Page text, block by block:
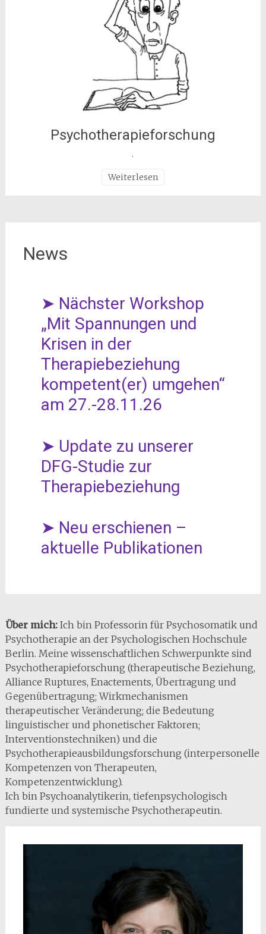
Psychotherapieforschung
.
Weiterlesen
News
➤ Nächster Workshop
„Mit Spannungen und
Krisen in der
Therapiebeziehung
kompetent(er) umgehen“
am 27.-28.11.26
➤ Update zu unserer
DFG-Studie zur
Therapiebeziehung
➤ Neu erschienen –
aktuelle Publikationen
Über mich:Ich bin Professorin für Psychosomatik und
Psychotherapie an der Psychologischen Hochschule
Berlin. Meine wissenschaftlichen Schwerpunkte sind
Psychotherapieforschung (therapeutische Beziehung,
Alliance Ruptures, Enactements, Übertragung und
Gegenübertragung; Wirkmechanismen
therapeutischer Veränderung; die Bedeutung
linguistischer und phonetischer Faktoren;
Interventionstechniken) und die
Psychotherapieausbildungsforschung (interpersonelle
Kompetenzen von Therapeuten,
Kompetenzentwicklung).
Ich bin Psychoanalytikerin, tiefenpsychologisch
fundierte und systemische Psychotherapeutin.